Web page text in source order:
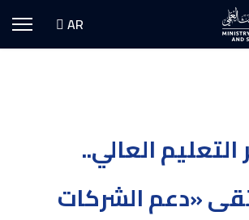
اختر لغتك
AR
التعليم العالي..
«دعم الشركات